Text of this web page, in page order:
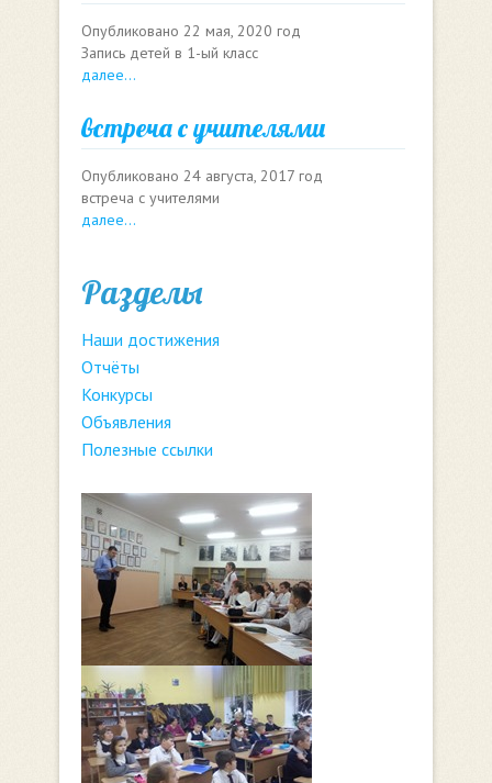
Опубликовано 22 мая, 2020 год
Запись детей в 1-ый класс
далее...
встреча с учителями
Опубликовано 24 августа, 2017 год
встреча с учителями
далее...
Разделы
Наши достижения
Отчёты
Конкурсы
Объявления
Полезные ссылки